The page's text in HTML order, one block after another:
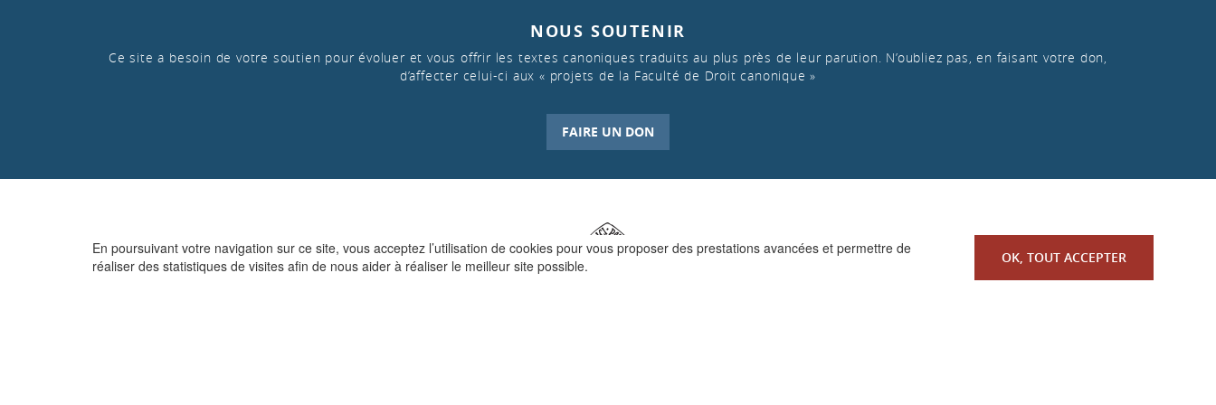
En poursuivant votre navigation sur ce site, vous acceptez l’utilisation de cookies pour vous proposer des prestations avancées et permettre de
réaliser des statistiques de visites afin de nous aider à réaliser le meilleur site possible.
OK, TOUT ACCEPTER
NOUS SOUTENIR
Ce site a besoin de votre soutien pour évoluer et vous offrir les textes canoniques traduits au plus près de leur parution. N’oubliez pas, en faisant votre don,
d’affecter celui-ci aux « projets de la Faculté de Droit canonique »
FAIRE UN DON